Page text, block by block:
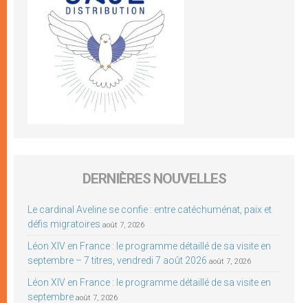
DERNIÈRES NOUVELLES
Le cardinal Aveline se confie : entre catéchuménat, paix et
défis migratoires août 7, 2026
Léon XIV en France : le programme détaillé de sa visite en
septembre – 7 titres, vendredi 7 août 2026 août 7, 2026
Léon XIV en France : le programme détaillé de sa visite en
septembre août 7, 2026